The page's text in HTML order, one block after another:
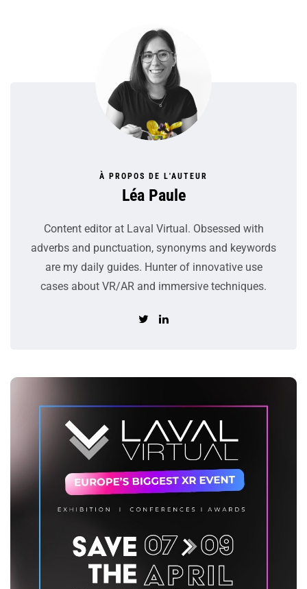
À PROPOS DE L'AUTEUR
Léa Paule
Content editor at Laval Virtual. Obsessed with
adverbs and punctuation, synonyms and keywords
are my daily guides. Hunter of innovative use
cases about VR/AR and immersive techniques.